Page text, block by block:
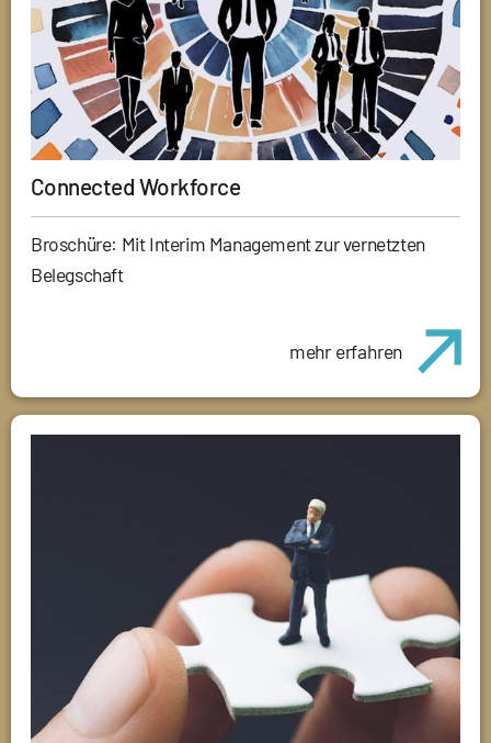
Connected Workforce
Broschüre: Mit Interim Management zur vernetzten
Belegschaft
mehr erfahren